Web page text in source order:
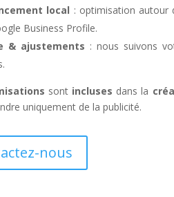
local : optimisation autour
Business Profile.
& ajustements : nous suivons
sont incluses dans la
uniquement de la publicité.
nous